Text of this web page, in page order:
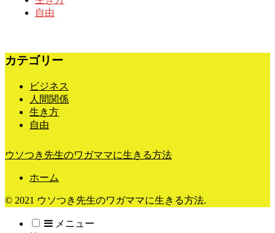
自由
カテゴリー
ビジネス
人間関係
生き方
自由
ウソつき先生のワガママに生きる方法
ホーム
© 2021 ウソつき先生のワガママに生きる方法.
メニュー